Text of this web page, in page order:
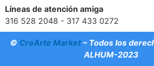
Líneas de atención amiga
316 528 2048 - 317 433 0272
© CreArte Market – Todos los
ALHUM-2023